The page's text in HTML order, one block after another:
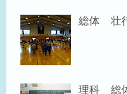
総体 壮
理科 総